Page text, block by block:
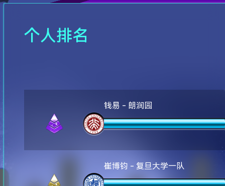
个人排名
钱易 - 朗润园
崔博钧 - 复旦大学一队